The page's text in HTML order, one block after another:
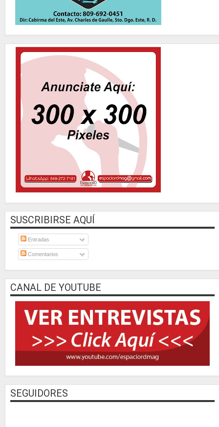
SUSCRIBIRSE AQUÍ
Entradas
Comentarios
CANAL DE YOUTUBE
SEGUIDORES